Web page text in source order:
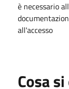
è necessario
all'accesso
Cosa